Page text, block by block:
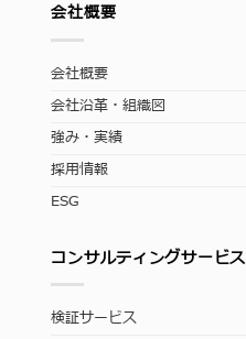
会社概要
会社概要
会社沿革・組織図
強み・実績
採用情報
ESG
コンサルティングサービス
検証サービス